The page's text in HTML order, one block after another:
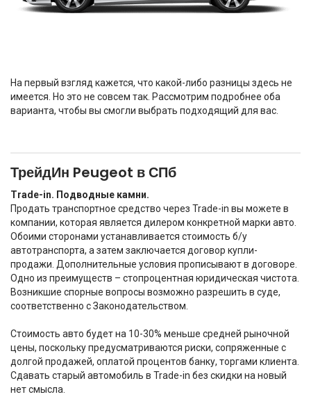
На первый взгляд кажется, что какой-либо разницы здесь не
имеется. Но это не совсем так. Рассмотрим подробнее оба
варианта, чтобы вы смогли выбрать подходящий для вас.
ТрейдИн Peugeot в СПб
Trade-in. Подводные камни.
Продать транспортное средство через Trade-in вы можете в
компании, которая является дилером конкретной марки авто.
Обоими сторонами устанавливается стоимость б/у
автотранспорта, а затем заключается договор купли-
продажи. Дополнительные условия прописывают в договоре.
Одно из преимуществ – стопроцентная юридическая чистота.
Возникшие спорные вопросы возможно разрешить в суде,
соответственно с Законодательством.
Стоимость авто будет на 10-30% меньше средней рыночной
цены, поскольку предусматриваются риски, сопряженные с
долгой продажей, оплатой процентов банку, торгами клиента.
Сдавать старый автомобиль в Trade-in без скидки на новый
нет смысла.